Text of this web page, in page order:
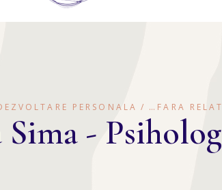
PERSONALA …FARA
- Psiholog